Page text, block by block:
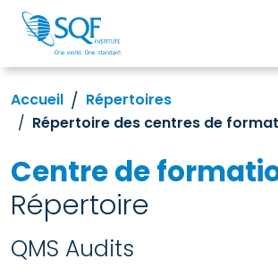
Accueil
Répertoires
Répertoire des centres de
Centre de
Répertoire
QMS Audits